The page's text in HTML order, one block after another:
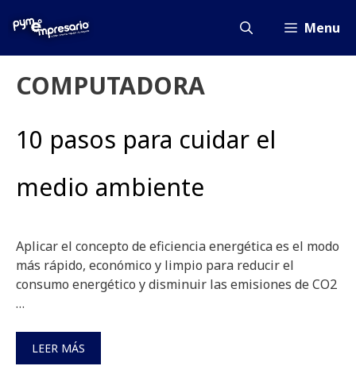
Menu
COMPUTADORA
10 pasos para cuidar el
medio ambiente
Aplicar el concepto de eficiencia energética es el modo
más rápido, económico y limpio para reducir el
consumo energético y disminuir las emisiones de CO2
…
LEER MÁS